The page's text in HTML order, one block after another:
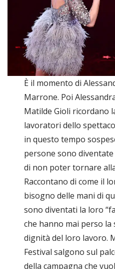
È il momento di
Marrone. Poi
Matilde Gioli ricordano
lavoratori dello
in questo tempo
persone sono
di non poter tornare
Raccontano di come il
bisogno delle mani di
sono diventati la loro
che hanno mai perso la
dignità del loro lavoro.
Festival salgono sul
della campagna che